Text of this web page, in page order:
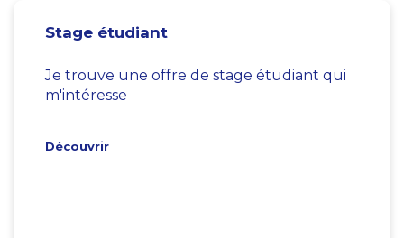
Stage étudiant
Je trouve une offre de stage étudiant qui
m'intéresse
Découvrir